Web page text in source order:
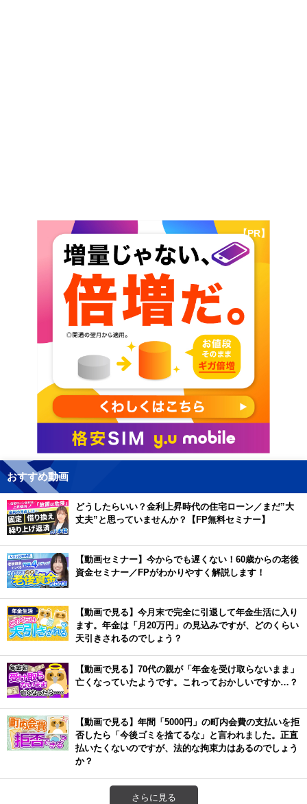
【PR】
おすすめ動画
どうしたらいい？金利上昇時代の住宅ローン／まだ”大
丈夫”と思っていませんか？【FP無料セミナー】
【動画セミナー】今からでも遅くない！60歳からの老後
資金セミナー／FPがわかりやすく解説します！
【動画で見る】今月末で完全に引退して年金生活に入り
ます。年金は「月20万円」の見込みですが、どのくらい
天引きされるのでしょう？
【動画で見る】70代の親が「年金を受け取らないまま」
亡くなっていたようです。これっておかしいですか…？
【動画で見る】年間「5000円」の町内会費の支払いを拒
否したら「今後ゴミを捨てるな」と言われました。正直
払いたくないのですが、法的な拘束力はあるのでしょう
か？
さらに見る